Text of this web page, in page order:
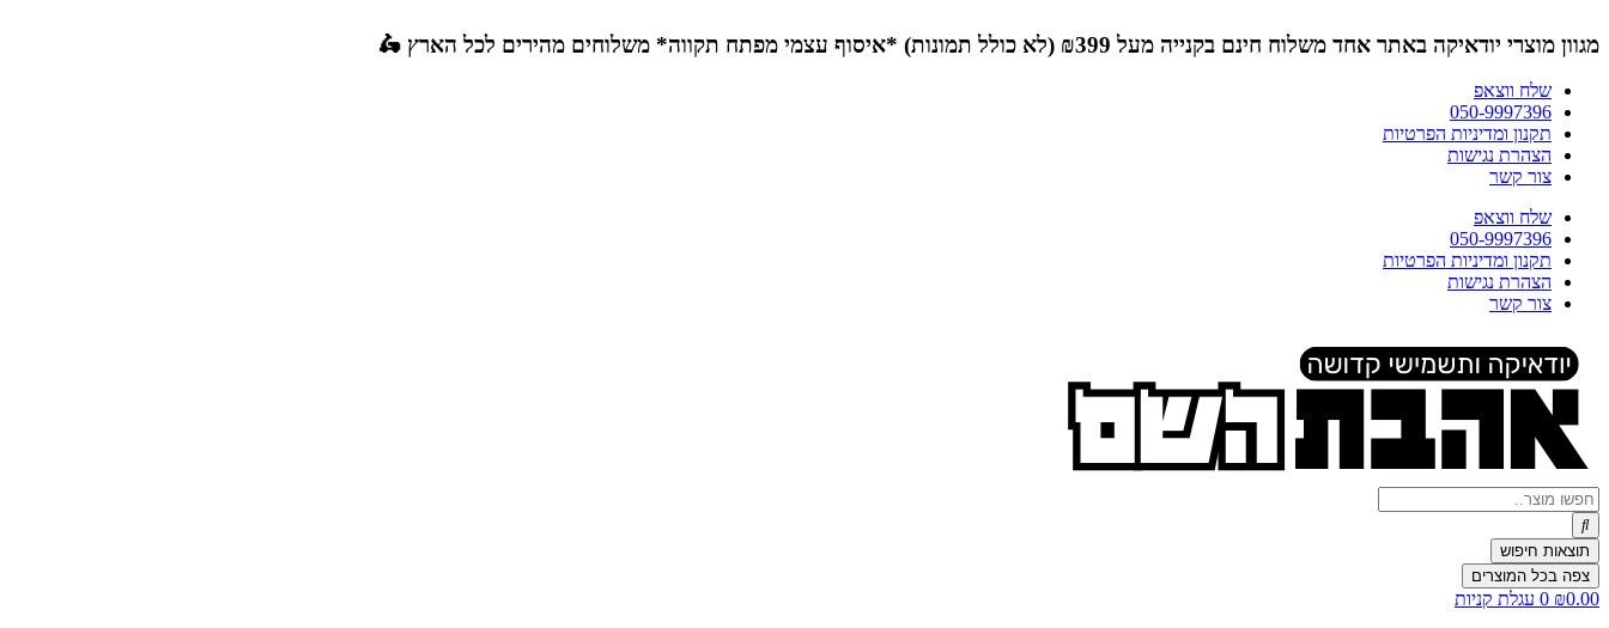
לתוכן
מגוון מוצרי יודאיקה באתר אחד משלוח חינם בקנייה מעל ₪399 (לא כולל תמונות) *איסוף עצמי מפתח תקווה* משלוחים מהירים לכל הארץ 🛵
שלח ווצאפ
050-9997396
תקנון ומדיניות הפרטיות
הצהרת נגישות
צור קשר
שלח ווצאפ
050-9997396
תקנון ומדיניות הפרטיות
הצהרת נגישות
צור קשר
Search
...
תוצאות חיפוש
צפה בכל המוצרים
₪0.00
0 עגלת קניות